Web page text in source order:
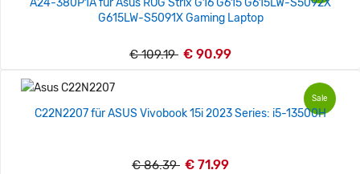
G615LW-S5091X Gaming Laptop
€ 109.19 € 90.99
Sale
C22N2207 für ASUS Vivobook 15i 2023 Series: i5-13500H
€ 86.39 € 71.99